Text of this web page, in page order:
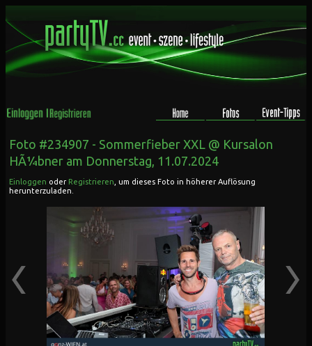
Foto #234907 - Sommerfieber XXL @ Kursalon
HÃ¼bner am Donnerstag, 11.07.2024
Einloggen oder Registrieren , um dieses Foto in höherer Auflösung
herunterzuladen.